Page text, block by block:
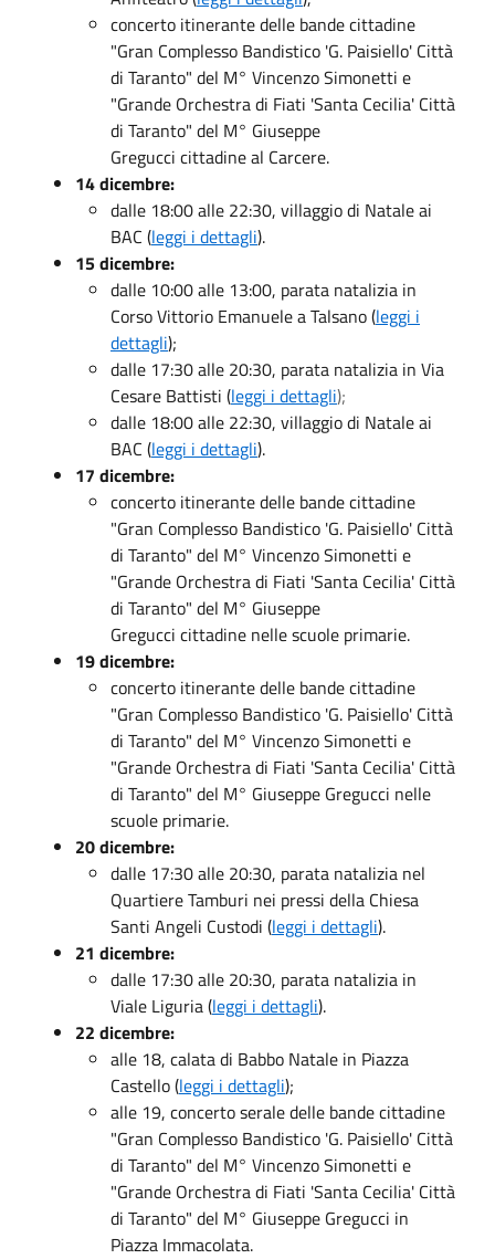
concerto itinerante delle bande cittadine
"Gran Complesso Bandistico 'G. Paisiello' Città
di Taranto" del M° Vincenzo Simonetti e
"Grande Orchestra di Fiati 'Santa Cecilia' Città
di Taranto" del M° Giuseppe
Gregucci cittadine al Carcere.
14 dicembre:
dalle 18:00 alle 22:30, villaggio di Natale ai
BAC (leggi i dettagli).
15 dicembre:
dalle 10:00 alle 13:00, parata natalizia in
Corso Vittorio Emanuele a Talsano (leggi i
dettagli);
dalle 17:30 alle 20:30, parata natalizia in Via
Cesare Battisti (leggi i dettagli);
dalle 18:00 alle 22:30, villaggio di Natale ai
BAC (leggi i dettagli).
17 dicembre:
concerto itinerante delle bande cittadine
"Gran Complesso Bandistico 'G. Paisiello' Città
di Taranto" del M° Vincenzo Simonetti e
"Grande Orchestra di Fiati 'Santa Cecilia' Città
di Taranto" del M° Giuseppe
Gregucci cittadine nelle scuole primarie.
19 dicembre:
concerto itinerante delle bande cittadine
"Gran Complesso Bandistico 'G. Paisiello' Città
di Taranto" del M° Vincenzo Simonetti e
"Grande Orchestra di Fiati 'Santa Cecilia' Città
di Taranto" del M° Giuseppe Gregucci nelle
scuole primarie.
20 dicembre:
dalle 17:30 alle 20:30, parata natalizia nel
Quartiere Tamburi nei pressi della Chiesa
Santi Angeli Custodi (leggi i dettagli).
21 dicembre:
dalle 17:30 alle 20:30, parata natalizia in
Viale Liguria (leggi i dettagli).
22 dicembre:
alle 18, calata di Babbo Natale in Piazza
Castello (leggi i dettagli);
alle 19, concerto serale delle bande cittadine
"Gran Complesso Bandistico 'G. Paisiello' Città
di Taranto" del M° Vincenzo Simonetti e
"Grande Orchestra di Fiati 'Santa Cecilia' Città
di Taranto" del M° Giuseppe Gregucci in
Piazza Immacolata.